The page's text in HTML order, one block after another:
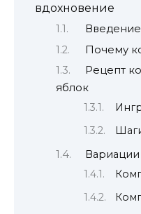
вдохновение
Введение
Почему
Рецепт
яблок